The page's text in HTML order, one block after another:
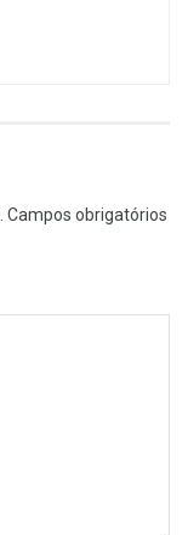
Campos obrigatórios